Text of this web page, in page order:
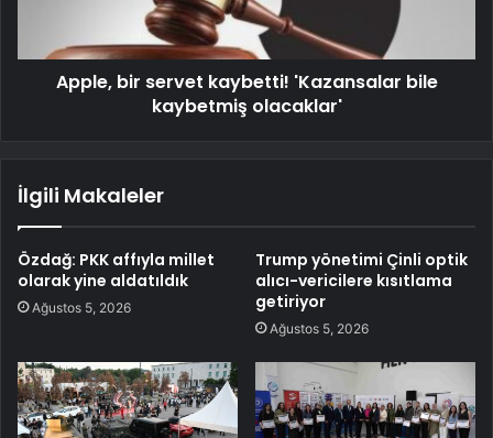
Apple, bir servet kaybetti! 'Kazansalar bile
kaybetmiş olacaklar'
İlgili Makaleler
Özdağ: PKK affıyla millet
olarak yine aldatıldık
Ağustos 5, 2026
Trump yönetimi Çinli optik
alıcı-vericilere kısıtlama
getiriyor
Ağustos 5, 2026